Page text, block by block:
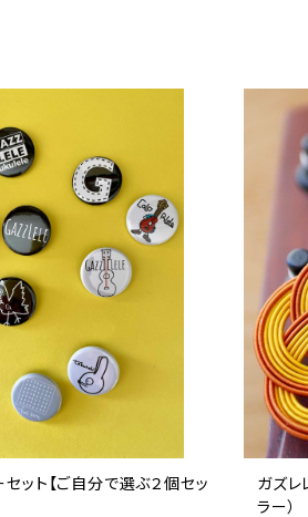
ット【ご自分で選ぶ２個セッ
ガズレ
ラー）